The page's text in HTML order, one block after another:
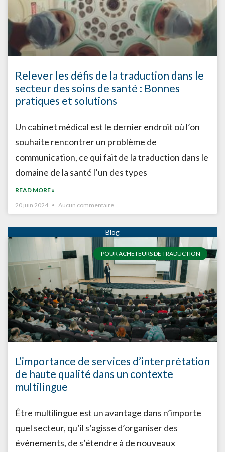
Relever les défis de la traduction dans le
secteur des soins de santé : Bonnes
pratiques et solutions
Un cabinet médical est le dernier endroit où l’on
souhaite rencontrer un problème de
communication, ce qui fait de la traduction dans le
domaine de la santé l’un des types
READ MORE »
20 juin 2024
Aucun commentaire
POUR ACHETEURS DE TRADUCTION
L’importance de services d’interprétation
de haute qualité dans un contexte
multilingue
Être multilingue est un avantage dans n’importe
quel secteur, qu’il s’agisse d’organiser des
événements, de s’étendre à de nouveaux